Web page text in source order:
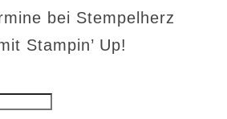
bei Stempelherz
Stampin’ Up!